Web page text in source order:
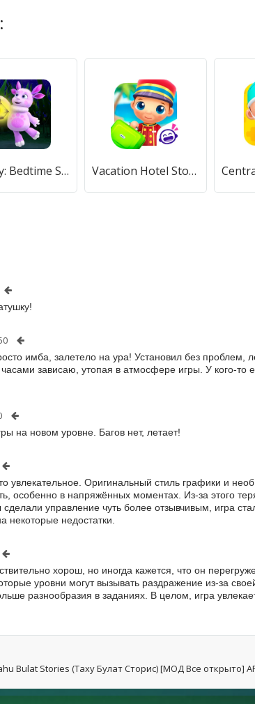
Moonzy: Bedtime Stories [МОД Все открыто] APK Android Vacation Hotel Stories (Вакансия Отель истории) [МОД Mega Pack] APK Android
имба, залетело на ура! Установил без проблем,
часами зависаю, утопая в атмосфере игры. У кого-
на новом уровне. Багов нет, летает!
увлекательное. Оригинальный стиль графики и
особенно в напряжённых моментах. Из-за этого
управление чуть более отзывчивым, игра
некоторые недостатки.
хорош, но иногда кажется, что он
уровни могут вызывать раздражение из-за
разнообразия в заданиях. В целом, игра
Bulat Stories (Таху Булат Сторис) [МОД Все открыто]